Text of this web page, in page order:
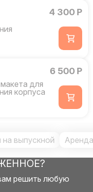
4 300 Р
для
корпуса
6 500 Р
выпускной
решить любую